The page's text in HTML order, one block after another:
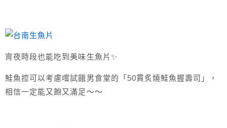
宵夜時段也能吃到美味生魚片✨
鮭魚控可以考慮嚐試餓男食堂的「50貫炙燒鮭魚握壽司」，
相信一定能又飽又滿足～～